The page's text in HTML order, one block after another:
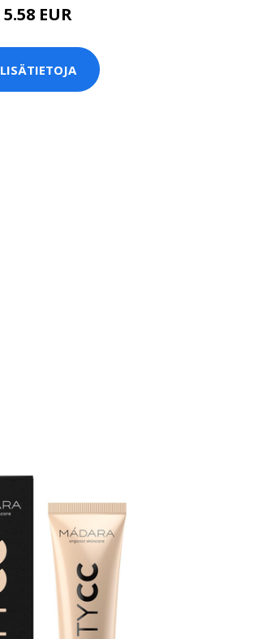
5.58 EUR
LISÄTIETOJA